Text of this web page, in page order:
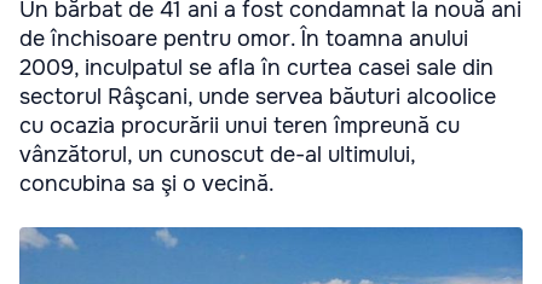
Un bărbat de 41 ani a fost condamnat la nouă ani
de închisoare pentru omor. În toamna anului
2009, inculpatul se afla în curtea casei sale din
sectorul Râşcani, unde servea băuturi alcoolice
cu ocazia procurării unui teren împreună cu
vânzătorul, un cunoscut de-al ultimului,
concubina sa şi o vecină.